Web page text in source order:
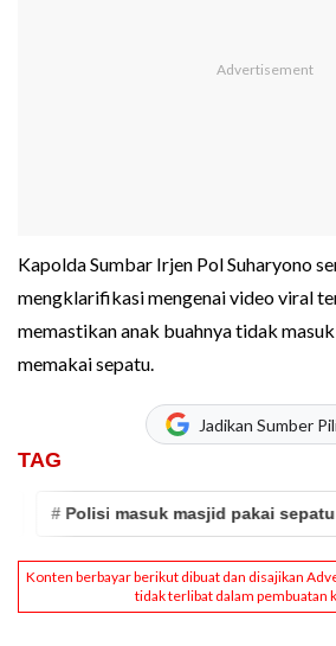
Kapolda Sumbar Irjen Pol Suharyono
mengklarifikasi mengenai video viral
memastikan anak buahnya tidak
memakai sepatu.
Jadikan Sumber
TAG
# Polisi masuk masjid pakai sepatu